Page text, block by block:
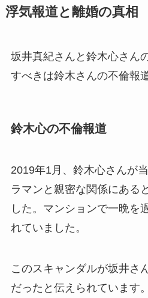
浮気報道と離婚の真相
坂井真紀さんと鈴木心さん
すべきは鈴木さんの不倫報
鈴木心の不倫報道
2019年1月、鈴木心さんが
ラマンと親密な関係にある
した。マンションで一晩を
れていました。
このスキャンダルが坂井さ
だったと伝えられています